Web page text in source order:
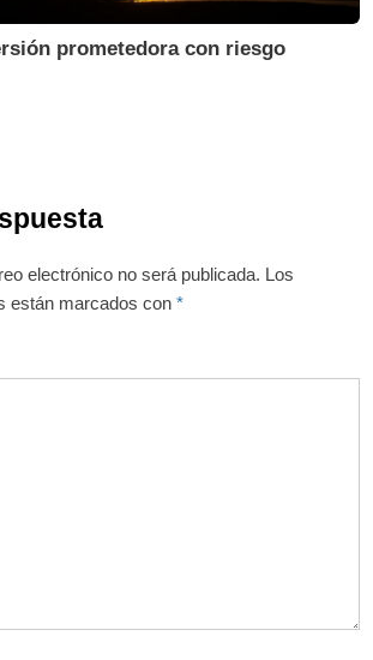
prometedora con riesgo
electrónico no será publicada. Los
están marcados con*